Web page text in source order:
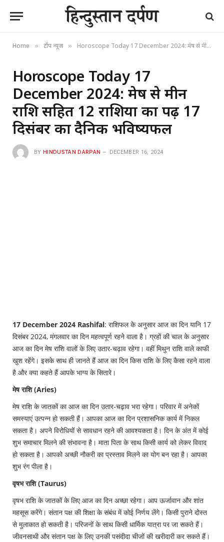
Home » टॉप न्यूज » Horoscope Today 17 December 2024: मेष से मीन राशि सहित 12 राशियों का पढ़ें 17 दिसंबर का दैनिक भविष्यफल
Horoscope Today 17
December 2024: मेष से मीन
राशि सहित 12 राशियों का पढ़ें 17
दिसंबर का दैनिक भविष्यफल
BY HINDUSTAN DARPAN DECEMBER 16, 2024
17 December 2024 Rashifal: राशिफल के अनुसार आज का दिन यानि 17
दिसंबर 2024, मंगलवार का दिन महत्वपूर्ण रहने वाला है। ग्रहों की चाल के अनुसार
आज का दिन मेष राशि वालों के लिए उतार-चढ़ाव रहेगा। वहीं मिथुन राशि वाले काफी
खुश रहेंगे। इसके साथ ही जानते हैं आज का दिन किस राशि के लिए कैसा रहने वाला
है और क्या कहते हैं आपके भाग्य के सितारे।
मेष राशि (Aries)
मेष राशि के जातकों का आज का दिन उतार-चढ़ाव भरा रहेगा। परिवार में अनेकों
समस्याएं उत्पन्न हो सकती हैं। आपका आज का दिन प्रशासनिक कार्य में निकल
सकता है। अपने विरोधियों से सावधान रहने की आवश्यकता है। दिन के अंत में कोई
शुभ समाचार मिलने की संभावना है। माता पिता के साथ किसी कार्य को लेकर विवाद
हो सकता है। आपको अच्छी नौकरी का प्रस्ताव मिलने का योग बन रहा है। आपका
शुभ रंग पीला है।
वृषभ राशि (Taurus)
वृषभ राशि के जातकों के लिए आज का दिन अच्छा रहेगा। आप ऊर्जावान और शांत
महसूस करेंगे। संतान पक्ष की शिक्षा के संबंध में कोई निर्णय लेंगे। किसी पुराने दोस्त
से मुलाकात हो सकती है। परिजनों के साथ किसी धार्मिक यात्रा पर जा सकते हैं।
जीवनसाथी और संतान पक्ष के लिए उनकी पसंदीदा चीजों की खरीदारी कर सकते हैं।